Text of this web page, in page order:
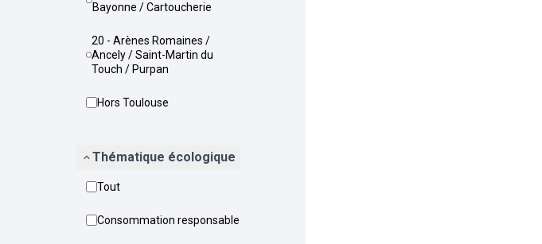
Bayonne / Cartoucherie
20 - Arènes Romaines /
Ancely / Saint-Martin du
Touch / Purpan
Hors Toulouse
Thématique écologique
Tout
Consommation responsable